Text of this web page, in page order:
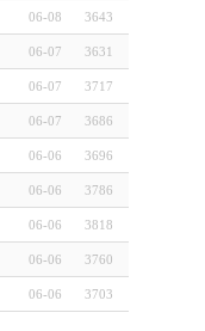
06-08 3643
06-07 3631
06-07 3717
06-07 3686
06-06 3696
06-06 3786
06-06 3818
06-06 3760
06-06 3703